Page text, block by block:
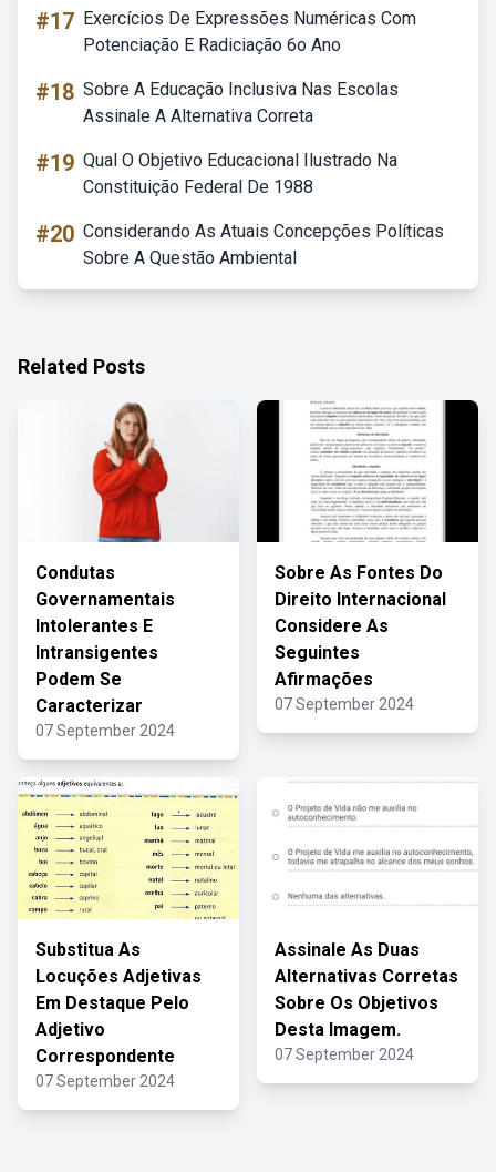
#17 Exercícios De Expressões Numéricas Com
Potenciação E Radiciação 6o Ano
#18 Sobre A Educação Inclusiva Nas Escolas
Assinale A Alternativa Correta
#19 Qual O Objetivo Educacional Ilustrado Na
Constituição Federal De 1988
#20 Considerando As Atuais Concepções Políticas
Sobre A Questão Ambiental
Related Posts
Condutas
Governamentais
Intolerantes E
Intransigentes
Podem Se
Caracterizar
07 September 2024
Sobre As Fontes Do
Direito Internacional
Considere As
Seguintes
Afirmações
07 September 2024
Substitua As
Locuções Adjetivas
Em Destaque Pelo
Adjetivo
Correspondente
07 September 2024
Assinale As Duas
Alternativas Corretas
Sobre Os Objetivos
Desta Imagem.
07 September 2024